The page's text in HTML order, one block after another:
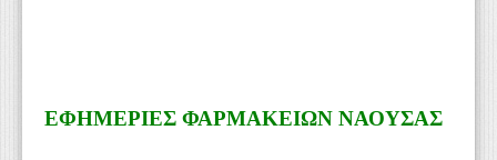
ΕΦΗΜΕΡΙΕΣ ΦΑΡΜΑΚΕΙΩΝ ΝΑΟΥΣΑΣ